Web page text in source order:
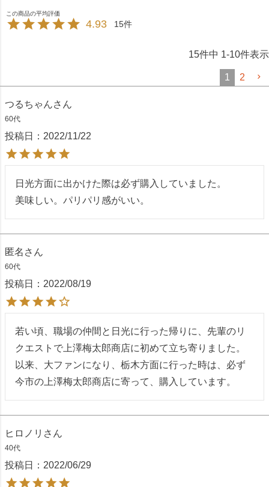
4.93 15
15件中 1-10件表示
1 2
つるちゃん
60代
投稿日 2022/11/22
日光方面に出かけた際は必ず購入していました。
美味しい。パリパリ感がいい。
匿名
60代
投稿日 2022/08/19
若い頃、職場の仲間と日光に行った帰りに、先輩のリ
クエストで上澤梅太郎商店に初めて立ち寄りました。
以来、大ファンになり、栃木方面に行った時は、必ず
今市の上澤梅太郎商店に寄って、購入しています。
ヒロノリ
40代
投稿日 2022/06/29